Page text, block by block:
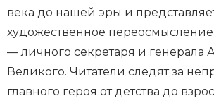
века до нашей эры и
художественное
— личного секретаря и генерала
Великого. Читатели следят за
главного героя от детства до